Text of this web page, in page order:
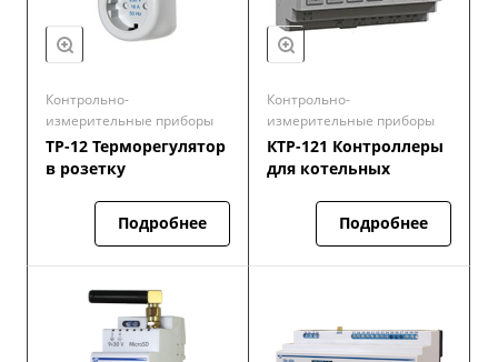
Контрольно-
измерительные приборы
ТР-12 Терморегулятор
в розетку
Подробнее
Контрольно-
измерительные приборы
КТР-121 Контроллеры
для котельных
Подробнее